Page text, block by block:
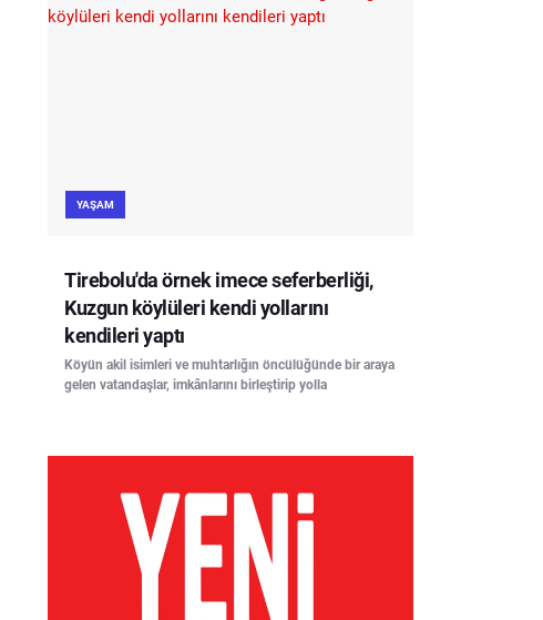
YAŞAM
Tirebolu'da örnek imece seferberliği,
Kuzgun köylüleri kendi yollarını
kendileri yaptı
Köyün akil isimleri ve muhtarlığın öncülüğünde bir araya
gelen vatandaşlar, imkânlarını birleştirip yolla